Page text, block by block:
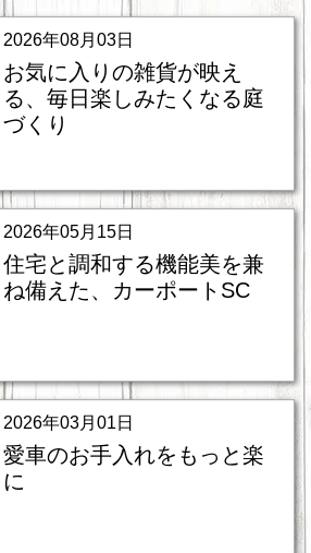
2026年08月03日
お気に入りの雑貨が映え
る、毎日楽しみたくなる庭
づくり
2026年05月15日
住宅と調和する機能美を兼
ね備えた、カーポートSC
2026年03月01日
愛車のお手入れをもっと楽
に